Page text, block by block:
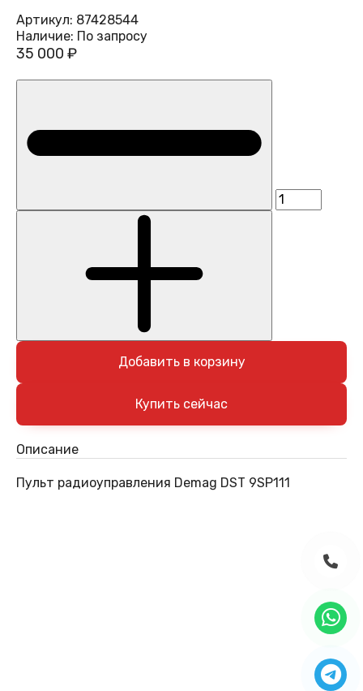
Артикул: 87428544
Наличие: По запросу
35 000 ₽
Добавить в корзину
Описание
Пульт радиоуправления Demag DST 9SP111